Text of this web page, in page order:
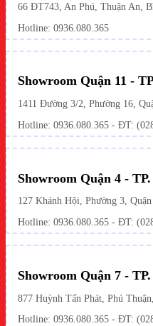
66 ĐT743, An Phú, Thuận An,
Hotline: 0936.080.365
Showroom Quận 11 -
1411 Đường 3/2, Phường 16,
Hotline: 0936.080.365 - ĐT:
Showroom Quận 4 -
127 Khánh Hội, Phường 3,
Hotline: 0936.080.365 - ĐT:
Showroom Quận 7 -
877 Huỳnh Tấn Phát, Phú
Hotline: 0936.080.365 - ĐT: